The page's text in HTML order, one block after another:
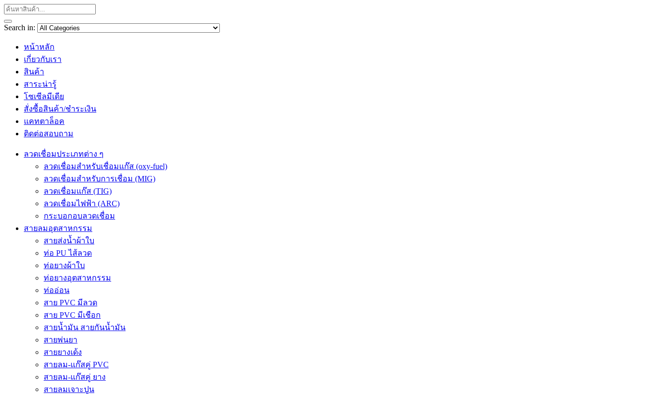
Search in:
หน้าหลัก
เกี่ยวกับเรา
สินค้า
สาระน่ารู้
โซเซีลมีเดีย
สั่งซื้อสินค้า/ชำระเงิน
แคทตาล็อค
ติดต่อสอบถาม
ลวดเชื่อมประเภทต่าง ๆ
ลวดเชื่อมสำหรับเชื่อมแก๊ส (oxy-fuel)
ลวดเชื่อมสำหรับการเชื่อม (MIG)
ลวดเชื่อมแก๊ส (TIG)
ลวดเชื่อมไฟฟ้า (ARC)
กระบอกอบลวดเชื่อม
สายลมอุตสาหกรรม
สายส่งน้ำผ้าใบ
ท่อ PU ไส้ลวด
ท่อยางผ้าใบ
ท่อยางอุตสาหกรรม
ท่ออ่อน
สาย PVC มีลวด
สาย PVC มีเชือก
สายน้ำมัน สายกันน้ำมัน
สายพ่นยา
สายยางเด้ง
สายลม-แก๊สคู่ PVC
สายลม-แก๊สคู่ ยาง
สายลมเจาะปูน